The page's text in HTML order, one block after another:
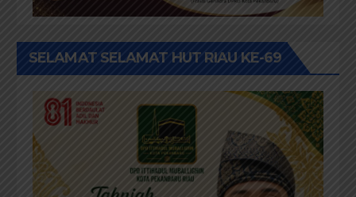
SELAMAT SELAMAT HUT RIAU KE-69